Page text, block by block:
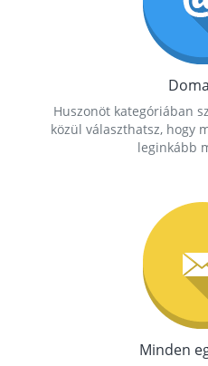
Huszonöt kategóriában
közül választhatsz, hogy
leginkább
Minden